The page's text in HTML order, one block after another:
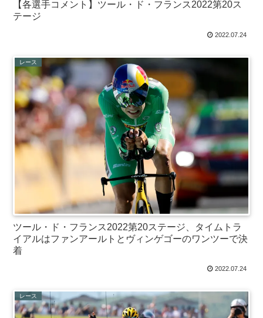
【各選手コメント】ツール・ド・フランス2022第20ス
テージ
2022.07.24
レース
ツール・ド・フランス2022第20ステージ、タイムトラ
イアルはファンアールトとヴィンゲゴーのワンツーで決
着
2022.07.24
レース